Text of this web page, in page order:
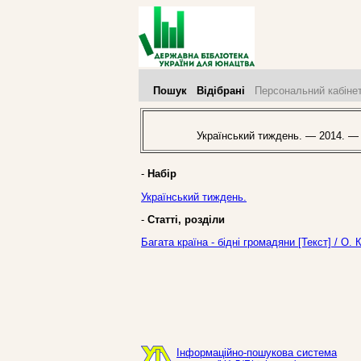
Пошук Відібрані Персональний
Український тиждень. — 2014.
- Набір
Український тиждень.
- Статті, розділи
Багата країна - бідні громадяни [Текст]
Інформаційно-пошукова система